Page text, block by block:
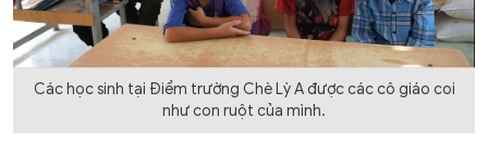
Các học sinh tại Điểm trường Chè Lỳ A được các cô giáo coi
như con ruột của mình.